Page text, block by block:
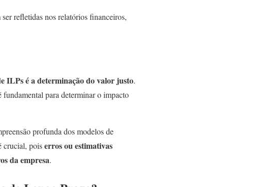
refletidas nos relatórios financeiros,
ILPs é a determinação do valor justo.
fundamental para determinar o impacto
profunda dos modelos de
crucial, poiserros ou estimativas
da empresa.